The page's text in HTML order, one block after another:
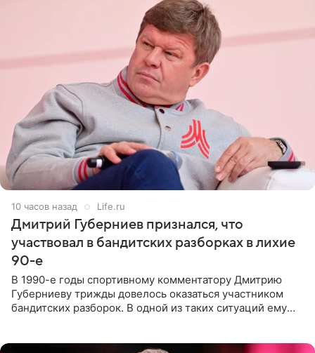
10 часов назад Life.ru
Дмитрий Губерниев признался, что
участвовал в бандитских разборках в лихие
90-е
В 1990-е годы спортивному комментатору Дмитрию
Губерниеву трижды довелось оказаться участником
бандитских разборок. В одной из таких ситуаций ему